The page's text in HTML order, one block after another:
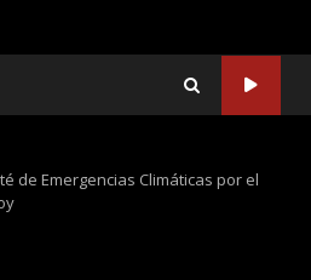
de Emergencias Climáticas por el